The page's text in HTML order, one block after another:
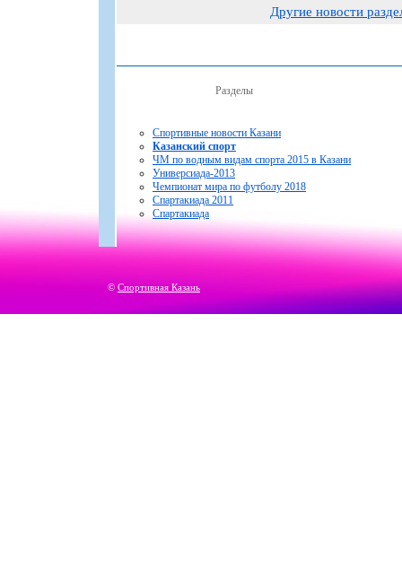
Другие новости
Разделы
Спортивные новости Казани
Казанский спорт
ЧМ по водным видам спорта 2015 в Казани
Универсиада-2013
Чемпионат мира по футболу 2018
Спартакиада 2011
Спартакиада
© Спортивная Казань